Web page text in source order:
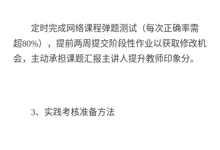
定时完成网络课程弹题测试（每次正确率需
超80%），提前两周提交阶段性作业以获取修改机
会，主动承担课题汇报主讲人提升教师印象分。
3、实践考核准备方法